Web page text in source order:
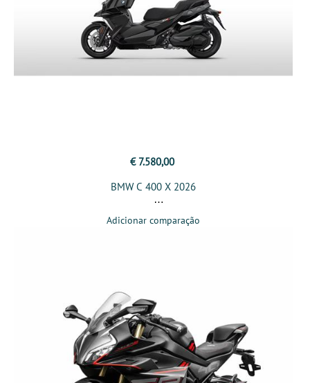
€ 7.580,00
BMW C 400 X 2026
Adicionar comparação